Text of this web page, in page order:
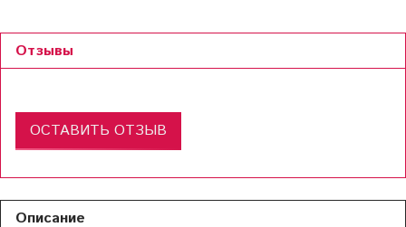
Отзывы
ОСТАВИТЬ ОТЗЫВ
Описание